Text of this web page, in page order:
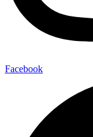
Facebook